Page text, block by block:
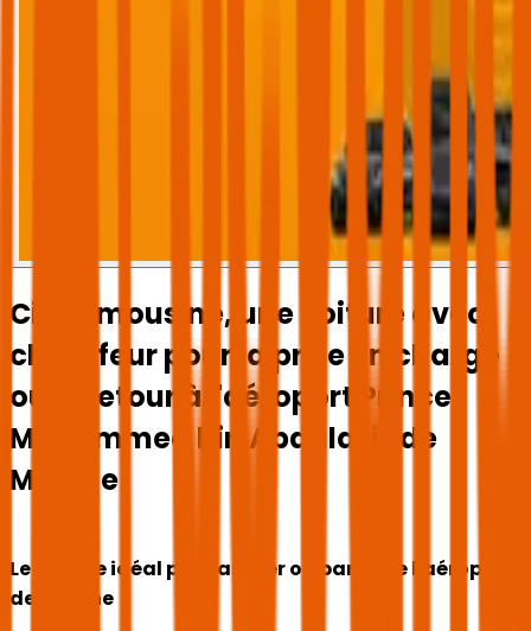
City Limousine, une voiture avec
chauffeur pour la prise en charge
ou le retour à l'aéroport Prince
Mohammed bin Abdulaziz de
Médine
Le service idéal pour arriver ou partir de l'aéroport
de Médine